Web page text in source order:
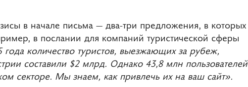
в начале письма — два-три предложения, в которых
в послании для компаний туристической сферы
года количество туристов, выезжающих за рубеж,
составили $2 млрд. Однако 43,8 млн пользователей
секторе. Мы знаем, как привлечь их на ваш сайт».